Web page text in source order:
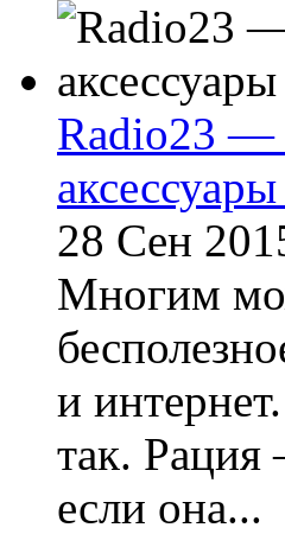
Radio23 —
28 Сен
Многим
и
так. Рация
если она...